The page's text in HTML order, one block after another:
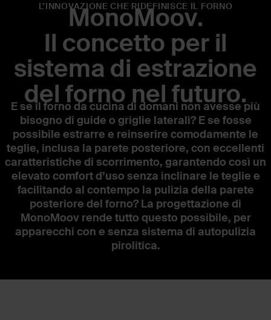
Funzionalità ed entusiasmo
moved by GRASS.
L’INNOVAZIONE CHE RIDEFINISCE IL FORNO
MonoMoov.
Il concetto per il
sistema di estrazione
del forno nel futuro.
E se il forno da cucina di domani non avesse più
bisogno di guide o griglie laterali? E se fosse
possibile estrarre e reinserire comodamente le
teglie, inclusa la parete posteriore, con eccellenti
caratteristiche di scorrimento, garantendo così un
elevato comfort d’uso senza inclinare le teglie e
facilitando al contempo la pulizia della parete
posteriore del forno? La progettazione di
MonoMoov rende tutto questo possibile, per
apparecchi con e senza sistema di autopulizia
pirolitica.